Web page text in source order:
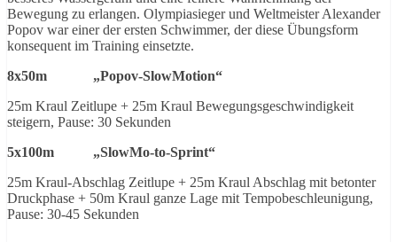
Bewegung zu erlangen. Olympiasieger und Weltmeister Alexander
Popov war einer der ersten Schwimmer, der diese Übungsform
konsequent im Training einsetzte.
8x50m „Popov-SlowMotion“
25m Kraul Zeitlupe + 25m Kraul Bewegungsgeschwindigkeit
steigern, Pause: 30 Sekunden
5x100m „SlowMo-to-Sprint“
25m Kraul-Abschlag Zeitlupe + 25m Kraul Abschlag mit betonter
Druckphase + 50m Kraul ganze Lage mit Tempobeschleunigung,
Pause: 30-45 Sekunden